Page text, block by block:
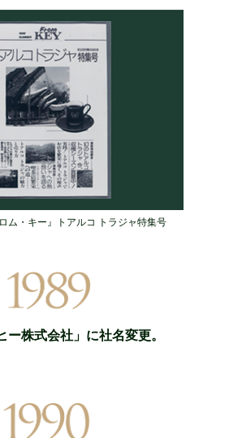
ム・キー』トアルコ トラジャ特集号
ー株式会社」に社名変更。